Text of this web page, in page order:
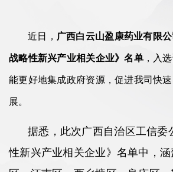
近日， 广西白云山盈康药业有限
战略性新兴产业相关企业》名单，入
能更好地集成政府资源，促进我司快
展。
据悉，此次广西自治区工信委
性新兴产业相关企业》名单中，